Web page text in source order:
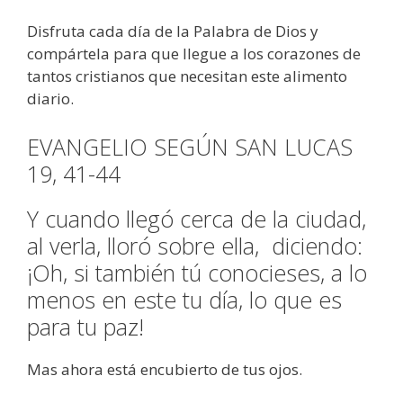
Disfruta cada día de la Palabra de Dios y
compártela para que llegue a los corazones de
tantos cristianos que necesitan este alimento
diario.
EVANGELIO SEGÚN SAN LUCAS
19, 41-44
Y cuando llegó cerca de la ciudad,
al verla, lloró sobre ella, diciendo:
¡Oh, si también tú conocieses, a lo
menos en este tu día, lo que es
para tu paz!
Mas ahora está encubierto de tus ojos.